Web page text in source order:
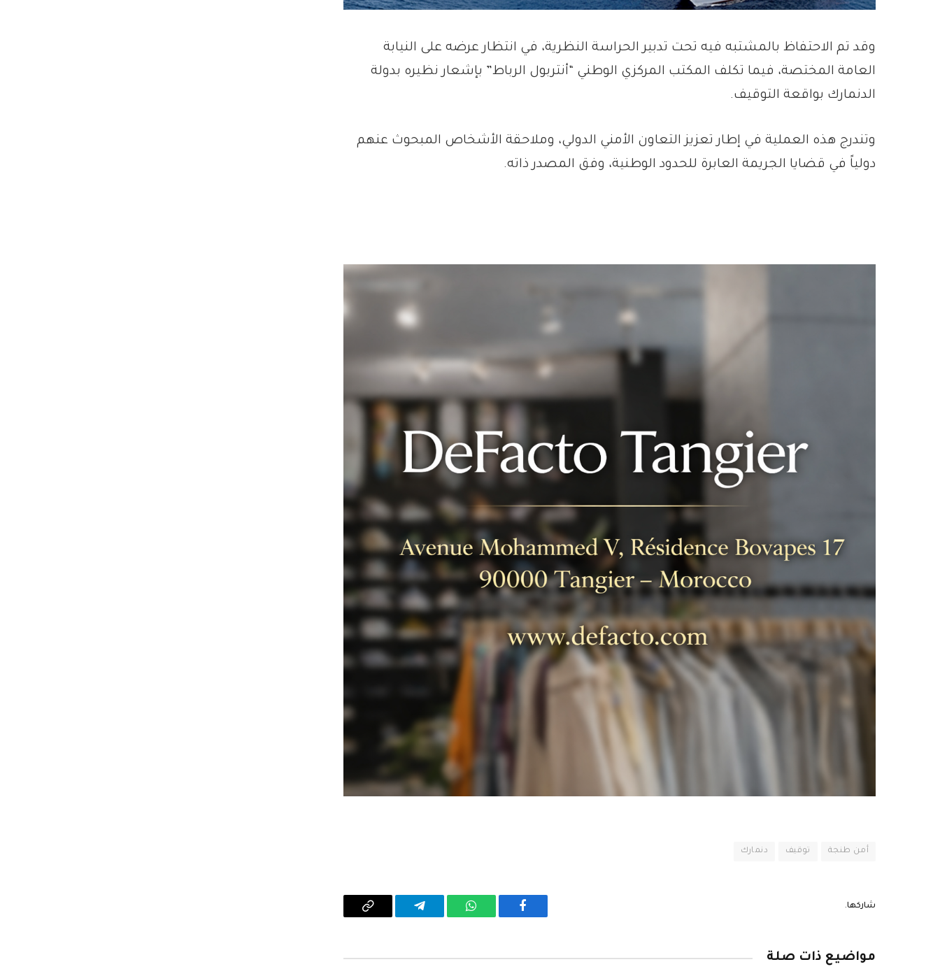
وقد تم الاحتفاظ بالمشتبه فيه تحت تدبير الحراسة النظرية، في انتظار عرضه على النيابة
العامة المختصة، فيما تكلف المكتب المركزي الوطني “أنتربول الرباط” بإشعار نظيره بدولة
الدنمارك بواقعة التوقيف.
وتندرج هذه العملية في إطار تعزيز التعاون الأمني الدولي، وملاحقة الأشخاص المبحوث عنهم
دولياً في قضايا الجريمة العابرة للحدود الوطنية، وفق المصدر ذاته.
أمن طنجة توقيف دنمارك
شاركها.
فيسبوك واتساب تيلقرام
Copy
مواضيع ذات صلة